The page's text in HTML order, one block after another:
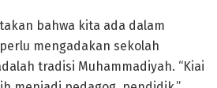
bahwa kita ada dalam
mengadakan sekolah
tradisi Muhammadiyah. “Kiai